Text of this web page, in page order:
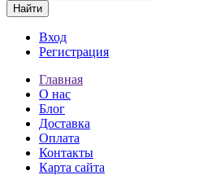
Найти
Вход
Регистрация
Главная
О нас
Блог
Доставка
Оплата
Контакты
Карта сайта